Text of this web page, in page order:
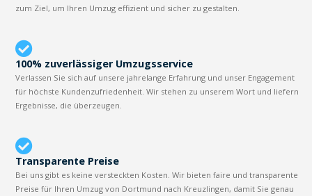
zum Ziel, um Ihren Umzug effizient und sicher zu gestalten.
100% zuverlässiger Umzugsservice
Verlassen Sie sich auf unsere jahrelange Erfahrung und unser Engagement
für höchste Kundenzufriedenheit. Wir stehen zu unserem Wort und liefern
Ergebnisse, die überzeugen.
Transparente Preise
Bei uns gibt es keine versteckten Kosten. Wir bieten faire und transparente
Preise für Ihren Umzug von Dortmund nach Kreuzlingen, damit Sie genau